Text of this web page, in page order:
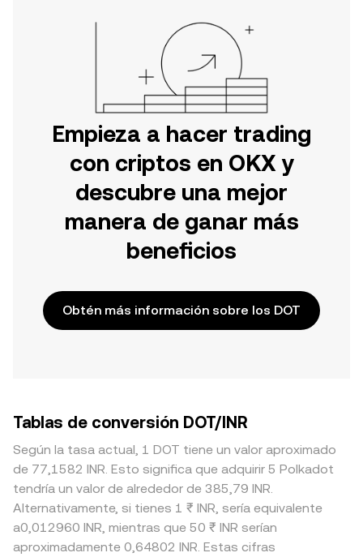
Empieza a hacer trading
con criptos en OKX y
descubre una mejor
manera de ganar más
beneficios
Obtén más información sobre los DOT
Tablas de conversión DOT/INR
Según la tasa actual, 1 DOT tiene un valor aproximado
de 77,1582 INR. Esto significa que adquirir 5 Polkadot
tendría un valor de alrededor de 385,79 INR.
Alternativamente, si tienes 1 ₹ INR, sería equivalente
a0,012960 INR, mientras que 50 ₹ INR serían
aproximadamente 0,64802 INR. Estas cifras